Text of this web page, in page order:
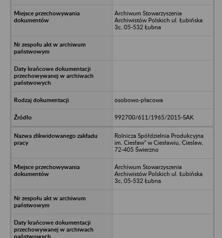
Archiwum Stowarzyszenia
Archiwistów Polskich ul. Łubińska
3c, 05-532 Łubna
osobowo-płacowa
992700/611/1965/2015-SAK
Rolnicza Spółdzielnia Produkcyjna
im. Ciesław" w Ciesławiu, Cieslaw,
72-405 Świerzno
Archiwum Stowarzyszenia
Archiwistów Polskich ul. Łubińska
3c, 05-532 Łubna